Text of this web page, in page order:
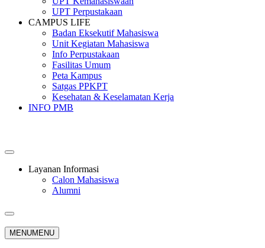
UPT Perpustakaan
CAMPUS LIFE
Badan Eksekutif Mahasiswa
Unit Kegiatan Mahasiswa
Info Perpustakaan
Fasilitas Umum
Peta Kampus
Satgas PPKPT
Kesehatan & Keselamatan Kerja
INFO PMB
Layanan Informasi
Calon Mahasiswa
Alumni
MENUMENU